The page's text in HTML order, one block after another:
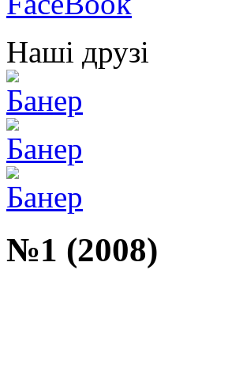
Наші друзі
№1 (2008)